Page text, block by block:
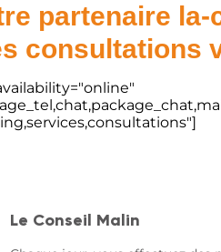
partenaire
consultations
Le Conseil Malin